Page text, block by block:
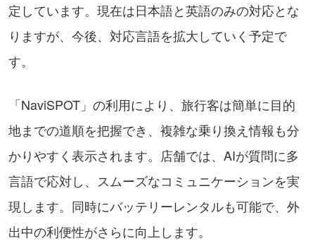
定しています。現在は日本語と英語のみの対応とな
りますが、今後、対応言語を拡大していく予定で
す。
「NaviSPOT」の利用により、旅行客は簡単に目的
地までの道順を把握でき、複雑な乗り換え情報も分
かりやすく表示されます。店舗では、AIが質問に多
言語で応対し、スムーズなコミュニケーションを実
現します。同時にバッテリーレンタルも可能で、外
出中の利便性がさらに向上します。